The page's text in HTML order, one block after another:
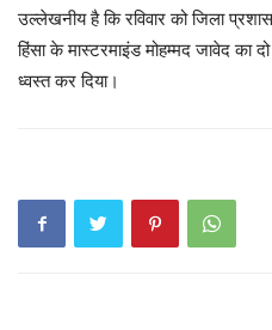
उल्लेखनीय है कि रविवार को जिला
हिंसा के मास्टरमाइंड मोहम्मद जावेद
ध्वस्त कर दिया।